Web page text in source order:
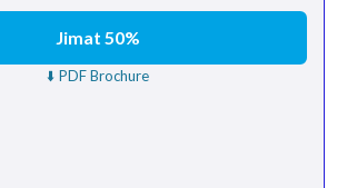
Jimat 50%
⬇️ PDF Brochure